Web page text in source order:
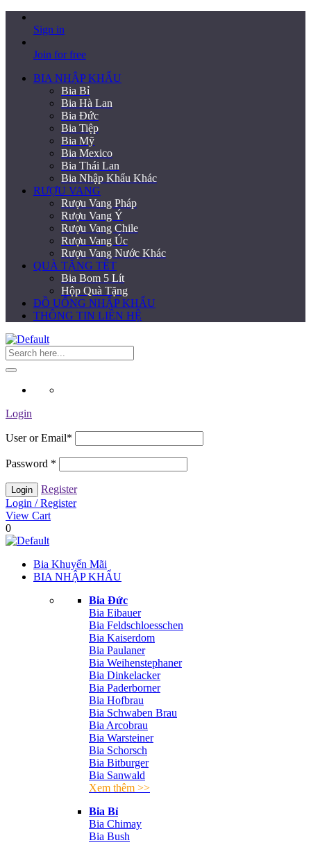
Sign in
Join for free
BIA NHẬP KHẨU
Bia Bỉ
Bia Hà Lan
Bia Đức
Bia Tiệp
Bia Mỹ
Bia Mexico
Bia Thái Lan
Bia Nhập Khẩu Khác
RƯỢU VANG
Rượu Vang Pháp
Rượu Vang Ý
Rượu Vang Chile
Rượu Vang Úc
Rượu Vang Nước Khác
QUÀ TẶNG TẾT
Bia Bom 5 Lít
Hộp Quà Tặng
ĐỒ UỐNG NHẬP KHẨU
THÔNG TIN LIÊN HỆ
Login
User or Email*
Password *
Register
Login / Register
View Cart
0
Bia Khuyến Mãi
BIA NHẬP KHẨU
Bia Đức
Bia Eibauer
Bia Feldschloesschen
Bia Kaiserdom
Bia Paulaner
Bia Weihenstephaner
Bia Dinkelacker
Bia Paderborner
Bia Hofbrau
Bia Schwaben Brau
Bia Arcobrau
Bia Warsteiner
Bia Schorsch
Bia Bitburger
Bia Sanwald
Xem thêm >>
Bia Bỉ
Bia Chimay
Bia Bush